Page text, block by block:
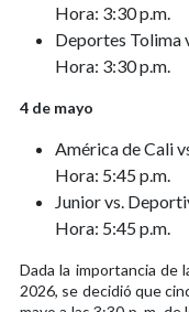
Hora: 3:30 p.m.
Deportes Tolima
Hora: 3:30 p.m.
4 de mayo
América de Cali
Hora: 5:45 p.m.
Junior vs.
Hora: 5:45 p.m.
Dada la importancia de
2026, se decidió que